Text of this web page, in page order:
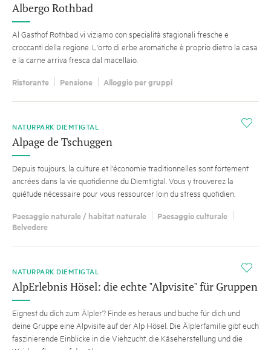
Albergo Rothbad
Al Gasthof Rothbad vi viziamo con specialità stagionali fresche e
croccanti della regione. L'orto di erbe aromatiche è proprio dietro la casa
e la carne arriva fresca dal macellaio.
Ristorante Pensione Alloggio per gruppi
i
NATURPARK DIEMTIGTAL
Alpage de Tschuggen
Depuis toujours, la culture et l'économie traditionnelles sont fortement
ancrées dans la vie quotidienne du Diemtigtal. Vous y trouverez la
quiétude nécessaire pour vous ressourcer loin du stress quotidien.
Paesaggio naturale / habitat naturale
Paesaggio culturale
Belvedere
i
NATURPARK DIEMTIGTAL
AlpErlebnis Hösel: die echte "Alpvisite" für Gruppen
Eignest du dich zum Älpler? Finde es heraus und buche für dich und
deine Gruppe eine Alpvisite auf der Alp Hösel. Die Älplerfamilie gibt euch
faszinierende Einblicke in die Viehzucht, die Käseherstellung und die